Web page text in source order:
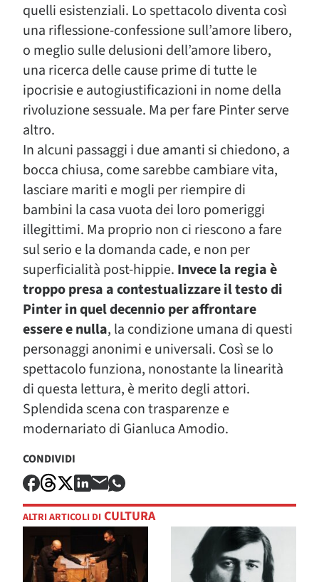
quelli esistenziali. Lo spettacolo diventa così
una riflessione-confessione sull’amore libero,
o meglio sulle delusioni dell’amore libero,
una ricerca delle cause prime di tutte le
ipocrisie e autogiustificazioni in nome della
rivoluzione sessuale. Ma per fare Pinter serve
altro.
In alcuni passaggi i due amanti si chiedono, a
bocca chiusa, come sarebbe cambiare vita,
lasciare mariti e mogli per riempire di
bambini la casa vuota dei loro pomeriggi
illegittimi. Ma proprio non ci riescono a fare
sul serio e la domanda cade, e non per
superficialità post-hippie. Invece la regia è
troppo presa a contestualizzare il testo di
Pinter in quel decennio per affrontare
essere e nulla, la condizione umana di questi
personaggi anonimi e universali. Così se lo
spettacolo funziona, nonostante la linearità
di questa lettura, è merito degli attori.
Splendida scena con trasparenze e
modernariato di Gianluca Amodio.
CONDIVIDI
ALTRI ARTICOLI DI CULTURA